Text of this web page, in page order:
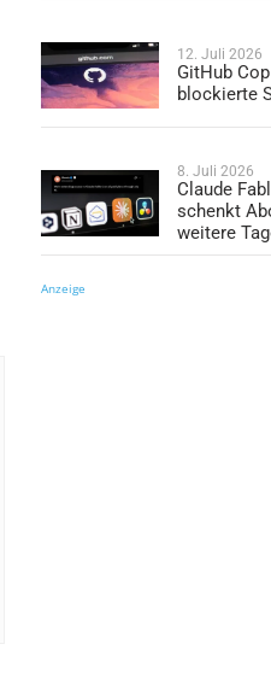
12. Juli 2026
GitHub
blockierte
8. Juli 2026
Claude
schenkt
weitere
Anzeige